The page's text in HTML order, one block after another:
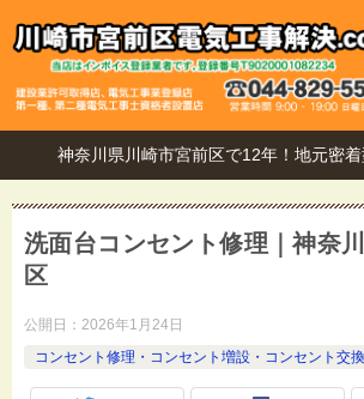
神奈川県川崎市宮前区で12年！地元密
洗面台コンセント修理｜神奈
区
公開日： 2026年1月24日
コンセント修理・コンセント増設・コンセント交換